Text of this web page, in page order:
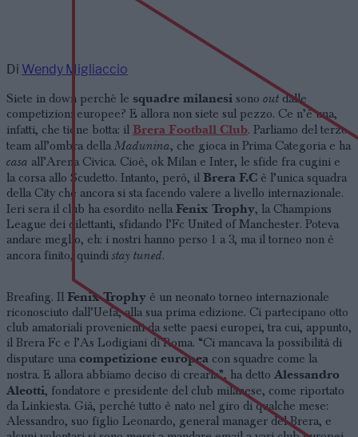
Di Wendy Migliaccio
Siete in down perché le squadre milanesi sono out dalle
competizioni europee? E allora non siete sul pezzo. Ce n’è una,
infatti, che tiene botta: il Brera Football Club. Parliamo del terzo
team all’ombra della Madunina, che gioca in Prima Categoria e ha
casa all’Arena Civica. Cioè, ok Milan e Inter, le sfide fra cugini e
la corsa allo Scudetto. Intanto, però, il Brera F.C è l’unica squadra
della City che ancora si sta facendo valere a livello internazionale.
Ieri sera il club ha esordito nella Fenix Trophy, la Champions
League dei dilettanti, sfidando l’Fc United of Manchester. Poteva
andare meglio, eh: i nostri hanno perso 1 a 3, ma il torneo non è
ancora finito, quindistay tuned.
Breafing. Il Fenix Trophy è un neonato torneo internazionale
riconosciuto dall’Uefa, alla sua prima edizione. Ci partecipano otto
club amatoriali provenienti da sette paesi europei, tra cui, appunto,
il Brera Fc e l’As Lodigiani di Roma. “Ci mancava la possibilità di
disputare una competizione europea con squadre come la
nostra. E allora abbiamo deciso di crearla”, ha detto Alessandro
Aleotti, fondatore e presidente del club milanese, come riportato
da Linkiesta. Già, perché tutto è nato nel giro di qualche mese:
Alessandro, suo figlio Leonardo, general manager del Brera, e